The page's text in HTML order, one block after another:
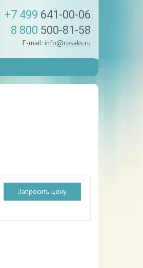
+7 499 641-00-06
8 800 500-81-58
E-mail: info@rosaks.ru
Запросить цену